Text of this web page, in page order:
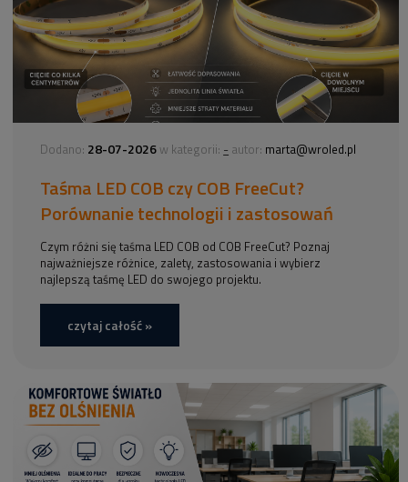
Dodano: 28-07-2026 w kategorii: - autor: marta@wroled.pl
Taśma LED COB czy COB FreeCut?
Porównanie technologii i zastosowań
Czym różni się taśma LED COB od COB FreeCut? Poznaj
najważniejsze różnice, zalety, zastosowania i wybierz
najlepszą taśmę LED do swojego projektu.
czytaj całość »